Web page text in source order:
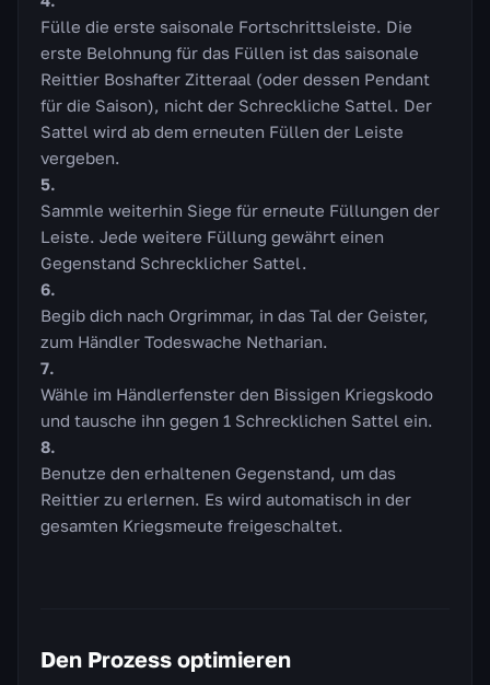
Fülle die erste saisonale Fortschrittsleiste. Die
erste Belohnung für das Füllen ist das saisonale
Reittier Boshafter Zitteraal (oder dessen Pendant
für die Saison), nicht der Schreckliche Sattel. Der
Sattel wird ab dem erneuten Füllen der Leiste
vergeben.
Sammle weiterhin Siege für erneute Füllungen der
Leiste. Jede weitere Füllung gewährt einen
Gegenstand Schrecklicher Sattel.
Begib dich nach Orgrimmar, in das Tal der Geister,
zum Händler Todeswache Netharian.
Wähle im Händlerfenster den Bissigen Kriegskodo
und tausche ihn gegen 1 Schrecklichen Sattel ein.
Benutze den erhaltenen Gegenstand, um das
Reittier zu erlernen. Es wird automatisch in der
gesamten Kriegsmeute freigeschaltet.
Den Prozess optimieren